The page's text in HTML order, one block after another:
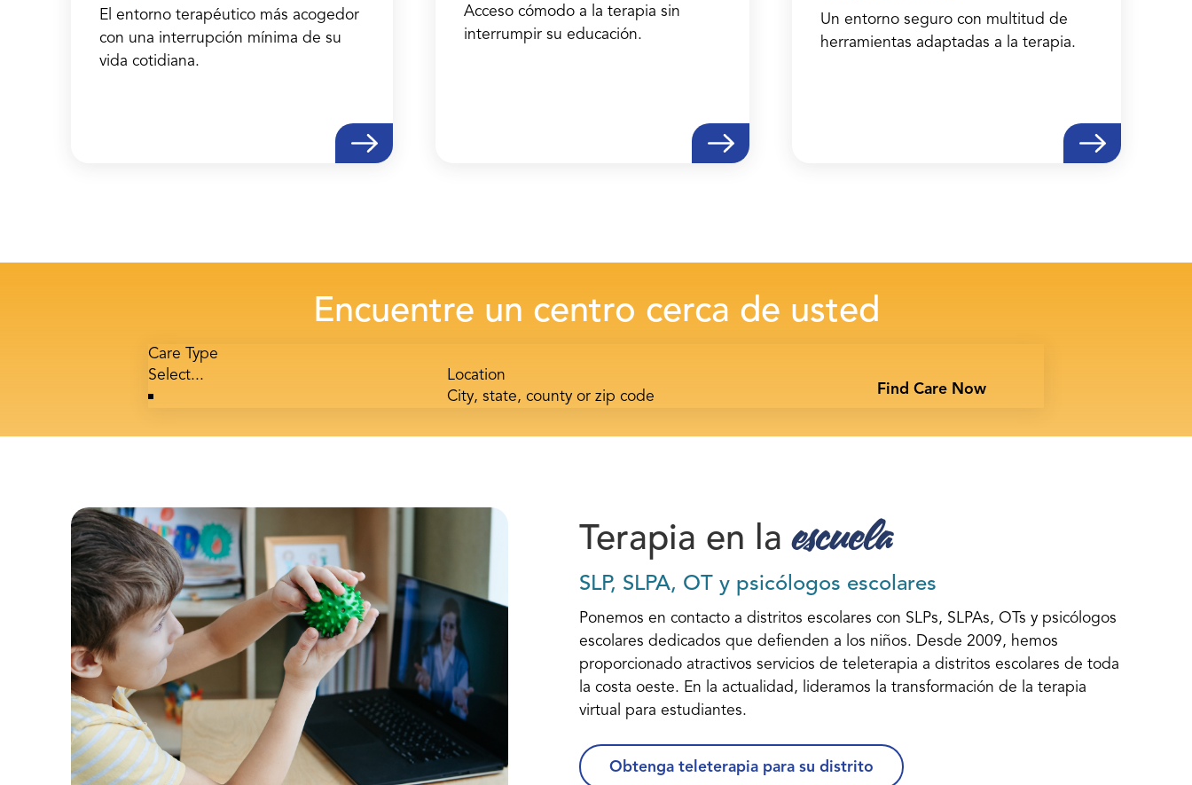
El entorno terapéutico más acogedor
con una interrupción mínima de su
vida cotidiana.
Acceso cómodo a la terapia sin
interrumpir su educación.
Un entorno seguro con multitud de
herramientas adaptadas a la terapia.
Encuentre un centro cerca de usted
Care Type
Location
Find Care Now
Terapia en laescuela
SLP, SLPA, OT y psicólogos escolares
Ponemos en contacto a distritos escolares con SLPs, SLPAs, OTs y psicólogos
escolares dedicados que defienden a los niños. Desde 2009, hemos
proporcionado atractivos servicios de teleterapia a distritos escolares de toda
la costa oeste. En la actualidad, lideramos la transformación de la terapia
virtual para estudiantes.
Obtenga teleterapia para su distrito